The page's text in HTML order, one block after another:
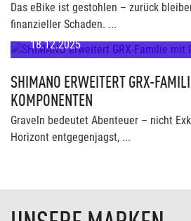
Das eBike ist gestohlen – zurück
finanzieller Schaden. ...
18.12.2025
SHIMANO ERWEITERT GRX-
KOMPONENTEN
Graveln bedeutet Abenteuer – nicht
Horizont entgegenjagst, ...